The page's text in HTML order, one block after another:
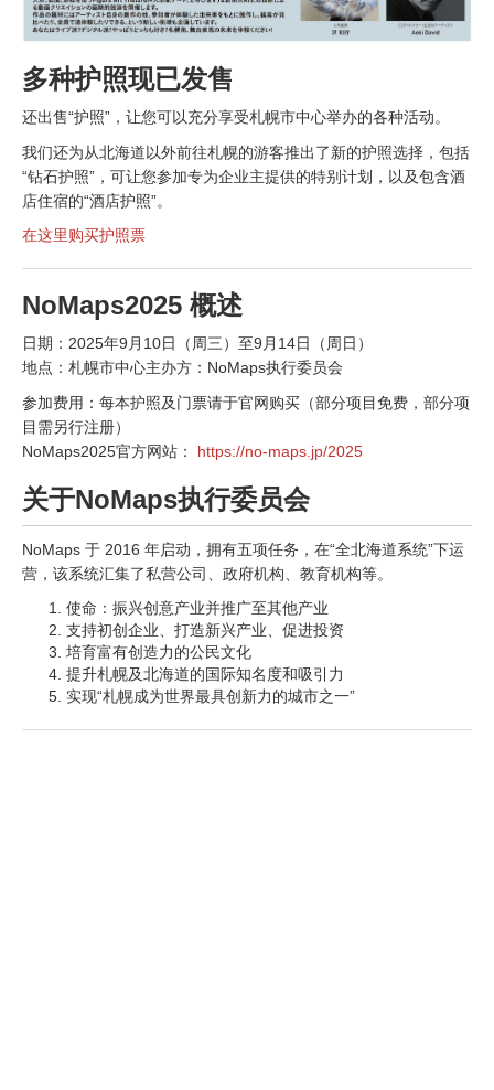
多种护照现已发售
还出售“护照”，让您可以充分享受札幌市中心举办的各种活动。
我们还为从北海道以外前往札幌的游客推出了新的护照选择，包括
“钻石护照”，可让您参加专为企业主提供的特别计划，以及包含酒
店住宿的“酒店护照”。
在这里购买护照票
NoMaps2025 概述
日期：2025年9月10日（周三）至9月14日（周日）
地点：札幌市中心主办方：NoMaps执行委员会
参加费用：每本护照及门票请于官网购买（部分项目免费，部分项
目需另行注册）
NoMaps2025官方网站： https://no-maps.jp/2025
关于NoMaps执行委员会
NoMaps 于 2016 年启动，拥有五项任务，在“全北海道系统”下运
营，该系统汇集了私营公司、政府机构、教育机构等。
使命：振兴创意产业并推广至其他产业
支持初创企业、打造新兴产业、促进投资
培育富有创造力的公民文化
提升札幌及北海道的国际知名度和吸引力
实现“札幌成为世界最具创新力的城市之一”